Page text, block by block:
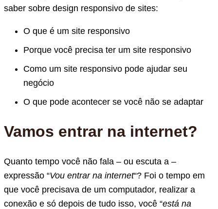
saber sobre design responsivo de sites:
O que é um site responsivo
Porque você precisa ter um site responsivo
Como um site responsivo pode ajudar seu
negócio
O que pode acontecer se você não se adaptar
Vamos entrar na internet?
Quanto tempo você não fala – ou escuta a –
expressão “Vou entrar na internet“? Foi o tempo em
que você precisava de um computador, realizar a
conexão e só depois de tudo isso, você “está na